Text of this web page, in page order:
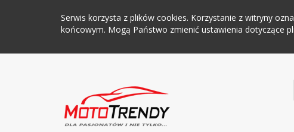
Serwis korzysta z plików cookies. Korzystanie z witryny
końcowym. Mogą Państwo zmienić ustawienia dotyczące